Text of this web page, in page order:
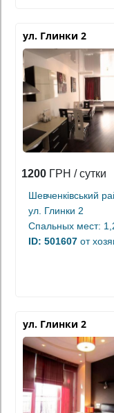
ул. Глинки 2
1200 ГРН / сутки
Шевченківський
ул. Глинки 2
Спальных мест:
ID: 501607 от
ул. Глинки 2